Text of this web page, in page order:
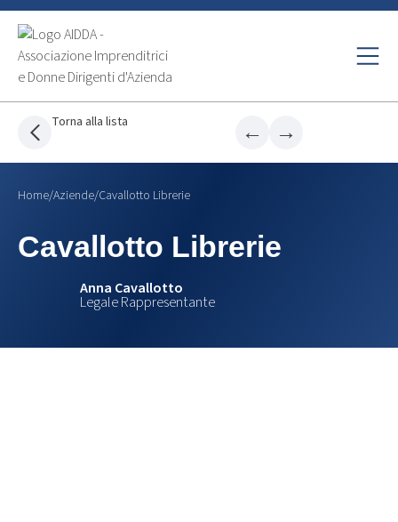
Torna alla lista ← →
Home/Aziende/Cavallotto Librerie
Cavallotto Librerie
Anna Cavallotto
Legale Rappresentante